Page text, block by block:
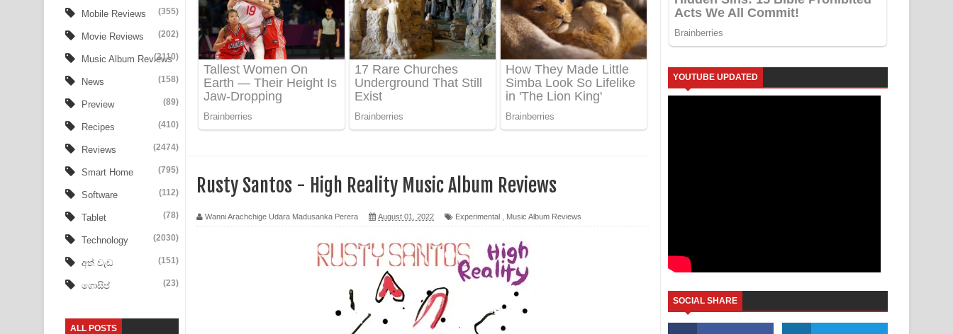
BTS : Hooligan Lyrics
Apa Hamuwee Song Lyrics - අප හමුවී ගීතයේ පද පෙළ
PATHINIYE Song Lyrics - පතිනියනේ ගීතයේ පද පෙළ
Sandak Awith Song Lyrics - සඳක් ඇවිත් ගීතයේ පද පෙළ
Swetha Sande Song Lyrics - ශ්වේත සඳේ ගීතයේ පද පෙළ
Ma Igili Giya Lyrics - මා ඉගිලී ගියා ගීතයේ පද පෙළ
Ras Balan Song Lyrics - රැස් බලන් ගීතයේ පද පෙළ
Hoda sihiyen Song Lyrics - හොද සිහියෙන් ගීතයේ පද පෙළ
Awanken Song Lyrics - අවංකෙන් ගීතයේ පද පෙළ
Mobile Reviews (355)
Movie Reviews (202)
Music Album Reviews
(3110)
News (158)
Preview (89)
Recipes (410)
Reviews (2474)
Smart Home (795)
Software (112)
Tablet (78)
Technology (2030)
අත් වැඩ (151)
ගොසිප් (23)
ALL POSTS
Rusty Santos - High Reality Music Album Reviews
Wanni Arachchige Udara Madusanka Perera August 01, 2022 Experimental Music Album Reviews
YOUTUBE UPDATED
SOCIAL SHARE